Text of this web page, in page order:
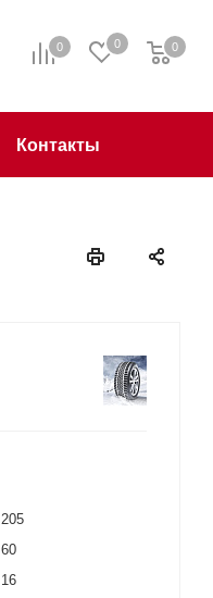
0 0 0
Контакты
205
60
16